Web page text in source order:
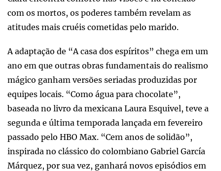
com os mortos, os poderes também revelam as
atitudes mais cruéis cometidas pelo marido.
A adaptação de “A casa dos espíritos” chega em um
ano em que outras obras fundamentais do realismo
mágico ganham versões seriadas produzidas por
equipes locais. “Como água para chocolate”,
baseada no livro da mexicana Laura Esquivel, teve a
segunda e última temporada lançada em fevereiro
passado pelo HBO Max. “Cem anos de solidão”,
inspirada no clássico do colombiano Gabriel García
Márquez, por sua vez, ganhará novos episódios em